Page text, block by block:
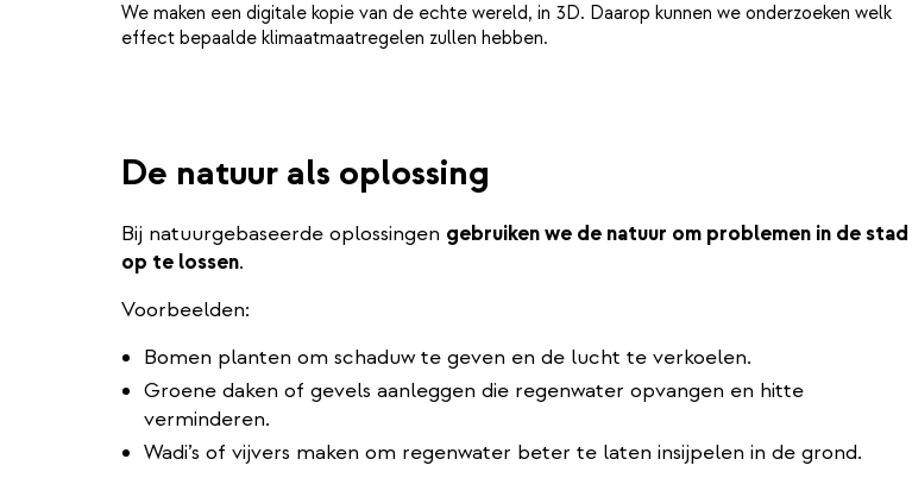
We maken een digitale kopie van de echte wereld, in 3D. Daarop kunnen we onderzoeken welk
effect bepaalde klimaatmaatregelen zullen hebben.
De natuur als oplossing
Bij natuurgebaseerde oplossingen gebruiken we de natuur om problemen in de stad
op te lossen.
Voorbeelden:
Bomen planten om schaduw te geven en de lucht te verkoelen.
Groene daken of gevels aanleggen die regenwater opvangen en hitte
verminderen.
Wadi’s of vijvers maken om regenwater beter te laten insijpelen in de grond.